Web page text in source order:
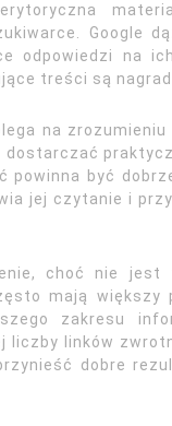
Google
odpowiedzi na
treści są
na
dostarczać
powinna być
jej czytanie i
choć nie jest
mają większy
zakresu
liczby linków
dobre